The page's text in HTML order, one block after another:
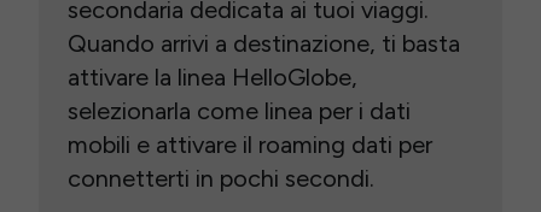
secondaria dedicata ai tuoi viaggi.
Quando arrivi a destinazione, ti basta
attivare la linea HelloGlobe,
selezionarla come linea per i dati
mobili e attivare il roaming dati per
connetterti in pochi secondi.